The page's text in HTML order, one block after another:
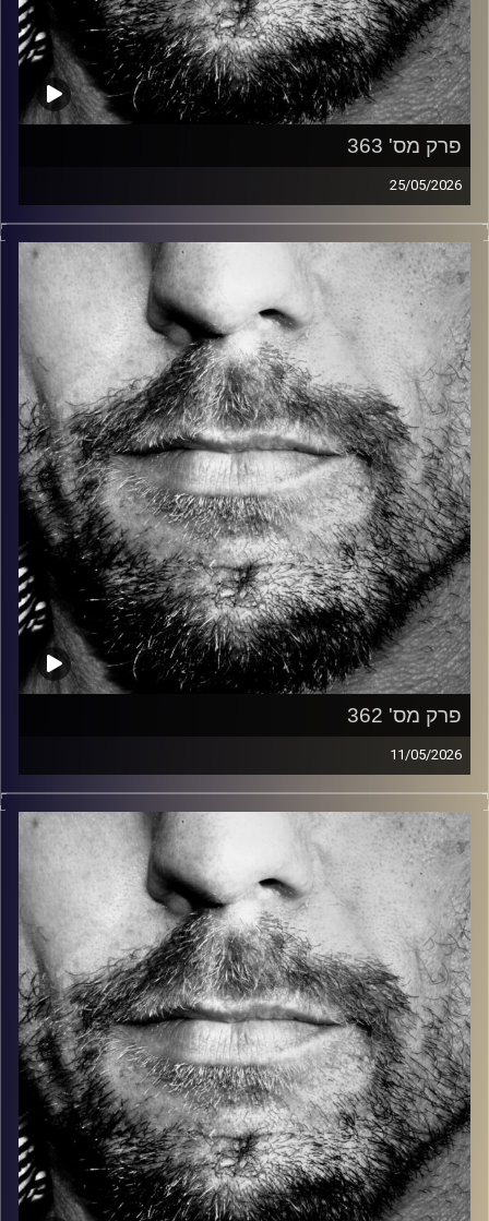
פרק מס' 363
25/05/2026
זיפים, מוזיקה מחוספסת של הופעות חיות. הרבה ג'אם, רוק,
בלוז, bluegrass, ג'אז, Fאנק, פרוגרסיב ואפילו אלקטרוניקה.
כל מה שחי, אמיתי ונושם.
עם שמוליק רגב.
קרדיט תמונות: David Goehring
פרק מס' 362
11/05/2026
זיפים, מוזיקה מחוספסת של הופעות חיות. הרבה ג'אם, רוק,
בלוז, bluegrass, ג'אז, Fאנק, פרוגרסיב ואפילו אלקטרוניקה.
כל מה שחי, אמיתי ונושם.
עם שמוליק רגב.
קרדיט תמונות: David Goehring